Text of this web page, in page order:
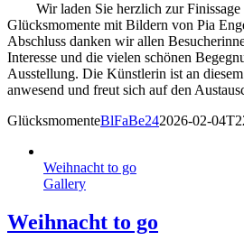
Wir laden Sie herzlich zur Finissage
Glücksmomente mit Bildern von Pia
Abschluss danken wir allen
Interesse und die vielen schönen
Ausstellung. Die Künstlerin ist an
anwesend und freut sich auf den
GlücksmomenteBlFaBe242026-02-
Weihnacht to go
Gallery
Weihnacht to go